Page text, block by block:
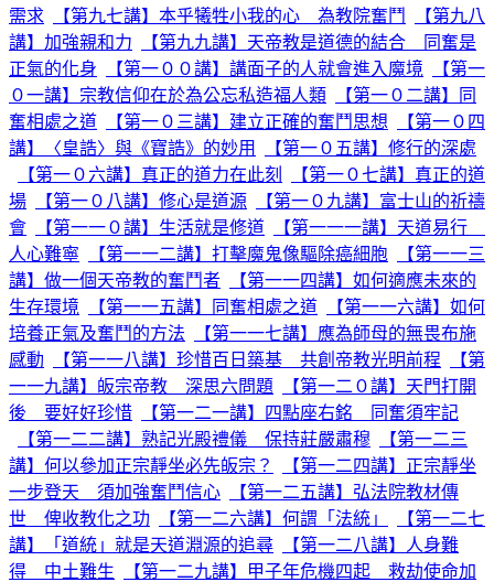
需求
【第九七講】本乎犧牲小我的心 為教院奮鬥
【第九八
講】加強親和力
【第九九講】天帝教是道德的結合 同奮是
正氣的化身
【第一００講】講面子的人就會進入魔境
【第一
０一講】宗教信仰在於為公忘私造福人類
【第一０二講】同
奮相處之道
【第一０三講】建立正確的奮鬥思想
【第一０四
講】〈皇誥〉與《寶誥》的妙用
【第一０五講】修行的深處
【第一０六講】真正的道力在此刻
【第一０七講】真正的道
場
【第一０八講】修心是道源
【第一０九講】富士山的祈禱
會
【第一一０講】生活就是修道
【第一一一講】天道易行
人心難寧
【第一一二講】打擊魔鬼像驅除癌細胞
【第一一三
講】做一個天帝教的奮鬥者
【第一一四講】如何適應未來的
生存環境
【第一一五講】同奮相處之道
【第一一六講】如何
培養正氣及奮鬥的方法
【第一一七講】應為師母的無畏布施
感動
【第一一八講】珍惜百日築基 共創帝教光明前程
【第
一一九講】皈宗帝教 深思六問題
【第一二０講】天門打開
後 要好好珍惜
【第一二一講】四點座右銘 同奮須牢記
【第一二二講】熟記光殿禮儀 保持莊嚴肅穆
【第一二三
講】何以參加正宗靜坐必先皈宗？
【第一二四講】正宗靜坐
一步登天 須加強奮鬥信心
【第一二五講】弘法院教材傳
世 俾收教化之功
【第一二六講】何謂「法統」
【第一二七
講】「道統」就是天道淵源的追尋
【第一二八講】人身難
得 中土難生
【第一二九講】甲子年危機四起 救劫使命加